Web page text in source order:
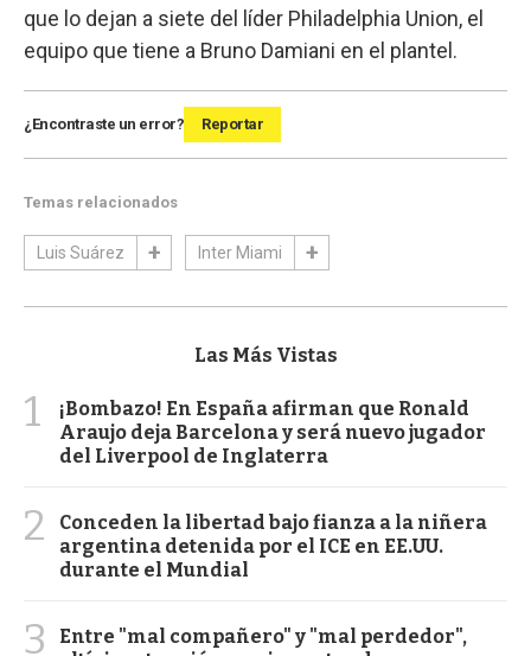
que lo dejan a siete del líder Philadelphia Union, el
equipo que tiene a Bruno Damiani en el plantel.
¿Encontraste un error? Reportar
Temas relacionados
Luis Suárez Inter Miami
Las Más Vistas
1
¡Bombazo! En España afirman que Ronald
Araujo deja Barcelona y será nuevo jugador
del Liverpool de Inglaterra
2
Conceden la libertad bajo fianza a la niñera
argentina detenida por el ICE en EE.UU.
durante el Mundial
3
Entre "mal compañero" y "mal perdedor",